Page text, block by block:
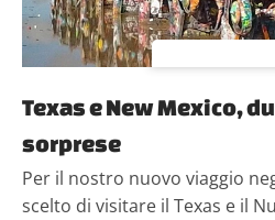
Texas e New Mexico,
sorprese
Per il nostro nuovo viaggio
scelto di visitare il Texas e il